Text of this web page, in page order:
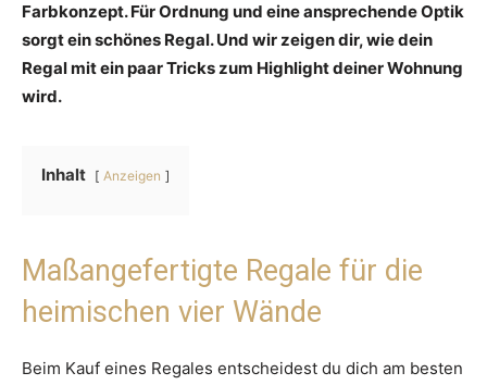
Farbkonzept. Für Ordnung und eine ansprechende Optik
sorgt ein schönes Regal. Und wir zeigen dir, wie dein
Regal mit ein paar Tricks zum Highlight deiner Wohnung
wird.
Inhalt Anzeigen
Maßangefertigte Regale für die
heimischen vier Wände
Beim Kauf eines Regales entscheidest du dich am besten